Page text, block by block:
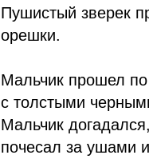
Пушистый зверек
орешки.
Мальчик прошел
с толстыми
Мальчик
почесал за ушами